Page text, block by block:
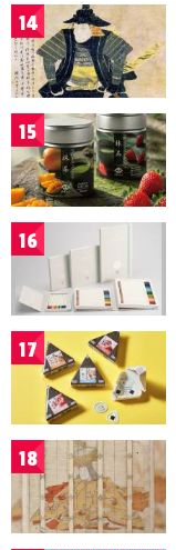
14
15
16
17
18